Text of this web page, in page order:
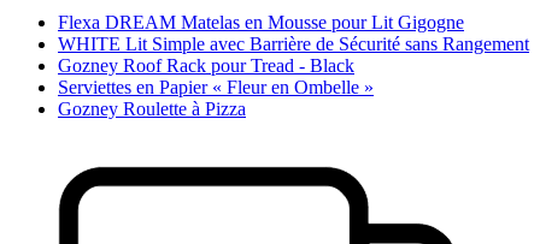
Flexa DREAM Matelas en Mousse pour Lit Gigogne
WHITE Lit Simple avec Barrière de Sécurité sans Rangement
Gozney Roof Rack pour Tread - Black
Serviettes en Papier « Fleur en Ombelle »
Gozney Roulette à Pizza